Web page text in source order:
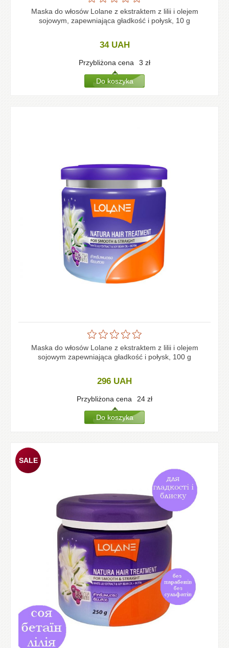
Maska do włosów Lolane z ekstraktem z lilii i olejem
sojowym, zapewniająca gładkość i połysk, 10 g
34 UAH
Przybliżona cena 3 zł
Maska do włosów Lolane z ekstraktem z lilii i olejem
sojowym zapewniająca gładkość i połysk, 100 g
296 UAH
Przybliżona cena 24 zł